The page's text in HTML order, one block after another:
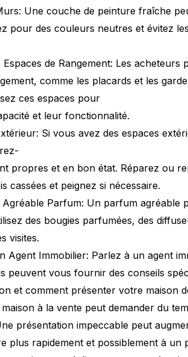
Une couche de peinture fraîche
pour des couleurs neutres et évitez
Espaces de Rangement: Les acheteurs
comme les placards et les
ces espaces pour
et leur fonctionnalité.
Si vous avez des espaces
propres et en bon état. Réparez ou
cassées et peignez si nécessaire.
Agréable Parfum: Un parfum agréable
des bougies parfumées, des
visites.
Agent Immobilier: Parlez à un agent
peuvent vous fournir des conseils
et comment présenter votre maison
maison à la vente peut demander du
présentation impeccable peut
plus rapidement et possiblement à un